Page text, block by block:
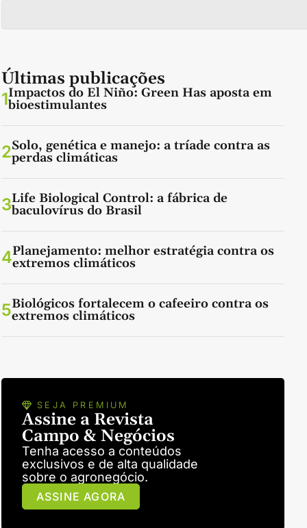
Últimas publicações
1Impactos do El Niño: Green Has aposta em
bioestimulantes
2Solo, genética e manejo: a tríade contra as
perdas climáticas
3Life Biological Control: a fábrica de
baculovírus do Brasil
4Planejamento: melhor estratégia contra os
extremos climáticos
5Biológicos fortalecem o cafeeiro contra os
extremos climáticos
SEJA PREMIUM
Assine a Revista
Campo & Negócios
Tenha acesso a conteúdos
exclusivos e de alta qualidade
sobre o agronegócio.
ASSINE AGORA